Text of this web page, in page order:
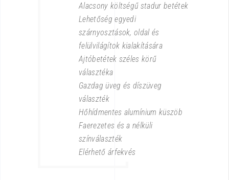
Alacsony költségű stadur betétek
Lehetőség egyedi
szárnyosztások, oldal és
felülvilágítok kialakítására
Ajtóbetétek széles körű
választéka
Gazdag üveg és díszüveg
választék
Hőhídmentes alumínium küszöb
Faerezetes és a nélküli
színválaszték
Elérhető árfekvés